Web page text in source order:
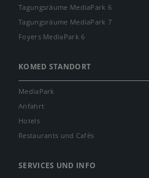
Tagungsräume MediaPark 6
Tagungsräume MediaPark 7
Foyers MediaPark 6
KOMED STANDORT
MediaPark
Anfahrt
Hotels
Restaurants und Cafés
SERVICES UND INFO